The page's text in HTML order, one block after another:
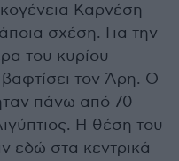
Καρνέση
σχέση. Για την
του κυρίου
βαφτίσει τον Άρη. Ο
πάνω από 70
Η θέση του
εδώ στα κεντρικά